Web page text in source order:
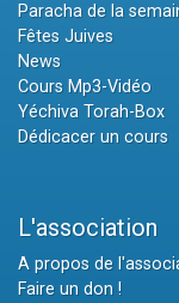
Paracha de la
Fêtes Juives
News
Cours Mp3-Vidéo
Yéchiva Torah-Box
Dédicacer un cours
L'association
A propos de
Faire un don !